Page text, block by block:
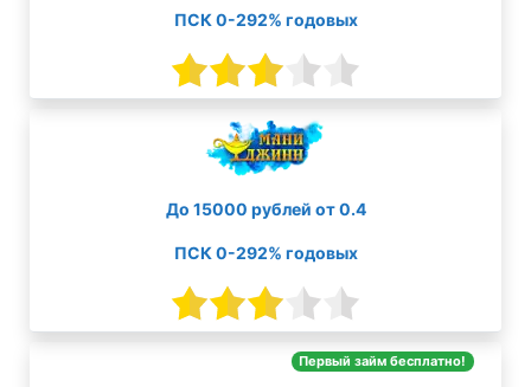
ПСК 0-292% годовых
До 15000 рублей от 0.4
ПСК 0-292% годовых
Первый займ бесплатно!